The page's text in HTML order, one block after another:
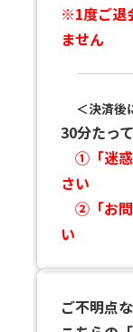
※1度ご退
ません
＜決済後
30分たっ
①「迷惑
さい
②「お問
い
ご不明点